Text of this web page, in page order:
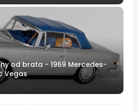
od brata - 1969 Mercedes-
Vegas